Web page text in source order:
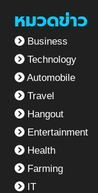
หมวดข่าว
Business
Technology
Automobile
Travel
Hangout
Entertainment
Health
Farming
IT